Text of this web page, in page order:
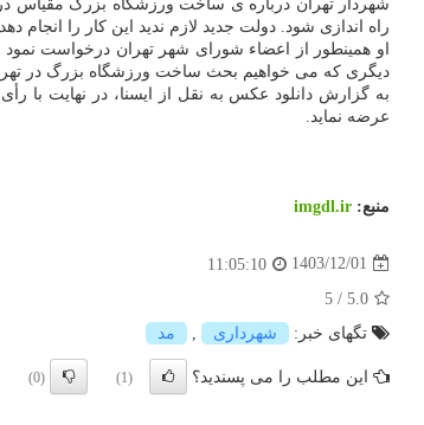
شهردار تهران درباره ی ساخت ورزشگاه بزرگ مقیاس
راه اندازی شود. دولت جدید لازم ندید این کار را
او همینطور از اعضاء شورای شهر تهران درخواست
دیگری که می خواهیم بحث ساخت ورزشگاه بزرگ در
به گزارش دانلود عکس به نقل از ایسنا، در نهایت با
عرضه نماید.
منبع: imgdl.ir
1403/12/01
11:05:10
5.0
/
5
تگهای خبر:
شهرداری , مد
این مطلب را می پسندید؟ (1)
(0)